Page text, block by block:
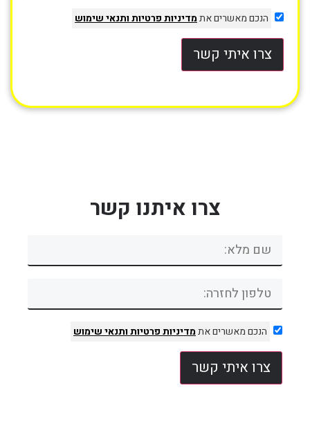
הנכם מאשרים אתמדיניות פרטיותותנאי שימוש
צרו איתי קשר
צרו איתנו קשר
הנכם מאשרים אתמדיניות פרטיותותנאי שימוש
צרו איתי קשר